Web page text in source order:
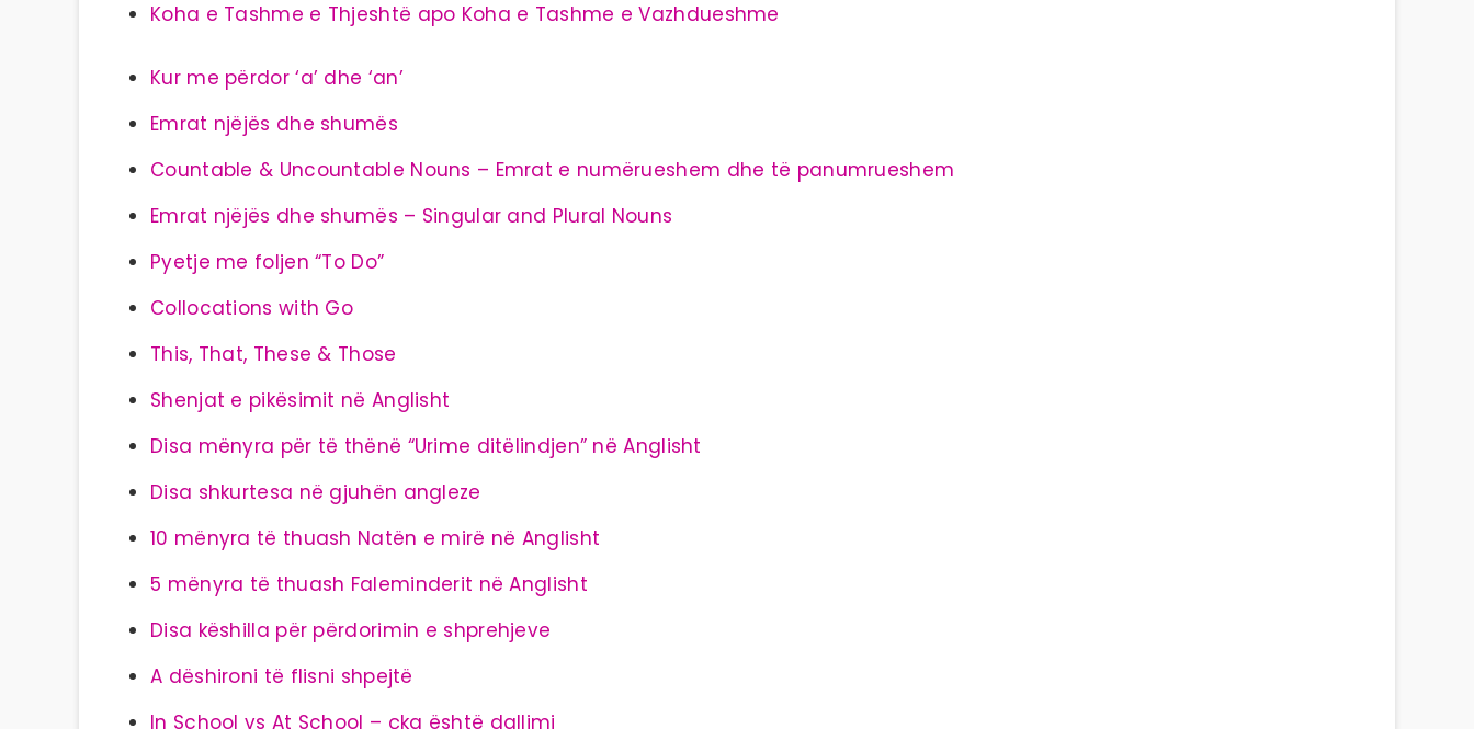
Koha e Tashme e Thjeshtë apo Koha e Tashme e Vazhdueshme
Kur me përdor ‘a’ dhe ‘an’
Emrat njëjës dhe shumës
Countable & Uncountable Nouns – Emrat e numërueshem dhe të panumrueshem
Emrat njëjës dhe shumës – Singular and Plural Nouns
Pyetje me foljen “To Do”
Collocations with Go
This, That, These & Those
Shenjat e pikësimit në Anglisht
Disa mënyra për të thënë “Urime ditëlindjen” në Anglisht
Disa shkurtesa në gjuhën angleze
10 mënyra të thuash Natën e mirë në Anglisht
5 mënyra të thuash Faleminderit në Anglisht
Disa këshilla për përdorimin e shprehjeve
A dëshironi të flisni shpejtë
In School vs At School – çka është dallimi